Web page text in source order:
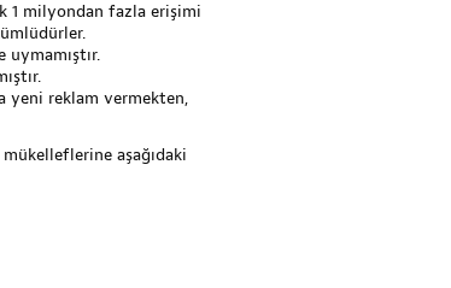
1 milyondan fazla erişimi
yeni reklam vermekten,
aşağıdaki